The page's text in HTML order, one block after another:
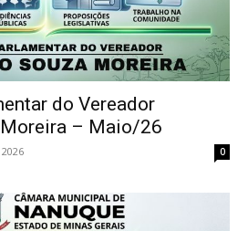
do Vereador
– Maio/26
0